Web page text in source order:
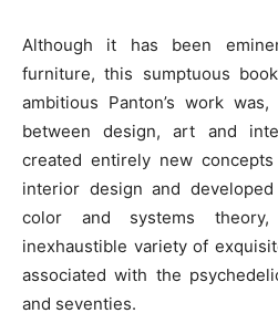
Although it has been
furniture, this sumptuous
ambitious Panton’s work
between design, art and
created entirely new
interior design and
color and systems
inexhaustible variety of
associated with the
and seventies.